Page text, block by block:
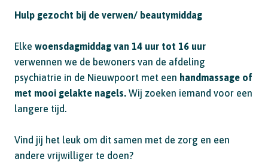
Hulp gezocht bij de verwen/ beautymiddag
Elke woensdagmiddag van 14 uur tot 16 uur
verwennen we de bewoners van de afdeling
psychiatrie in de Nieuwpoort met een handmassage of
met mooi gelakte nagels. Wij zoeken iemand voor een
langere tijd.
Vind jij het leuk om dit samen met de zorg en een
andere vrijwilliger te doen?